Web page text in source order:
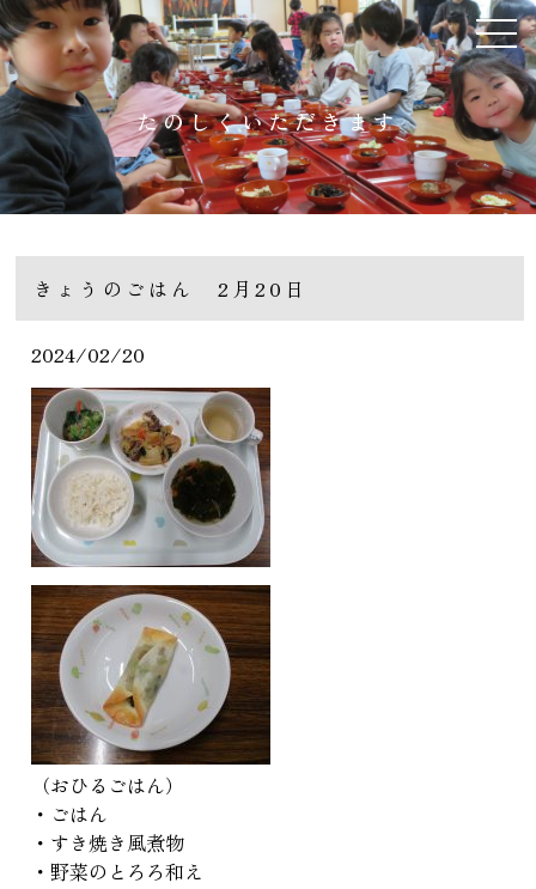
たのしくいただきます
きょうのごはん 2月20日
2024/02/20
（おひるごはん）
・ごはん
・すき焼き風煮物
・野菜のとろろ和え